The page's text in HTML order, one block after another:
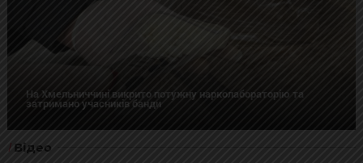
На Хмельниччині викрито потужну нарколабораторію та
затримано учасників банди
Відео